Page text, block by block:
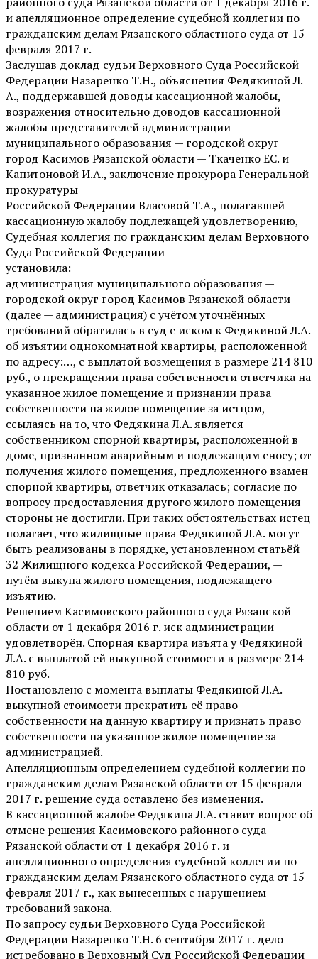
и апелляционное определение судебной коллегии по
гражданским делам Рязанского областного суда от 15
февраля 2017 г.
Заслушав доклад судьи Верховного Суда Российской
Федерации Назаренко Т.Н., объяснения Федякиной Л.
А., поддержавшей доводы кассационной жалобы,
возражения относительно доводов кассационной
жалобы представителей администрации
муниципального образования — городской округ
город Касимов Рязанской области — Ткаченко ЕС. и
Капитоновой И.А., заключение прокурора Генеральной
прокуратуры
Российской Федерации Власовой Т.А., полагавшей
кассационную жалобу подлежащей удовлетворению,
Судебная коллегия по гражданским делам Верховного
Суда Российской Федерации
установила:
администрация муниципального образования —
городской округ город Касимов Рязанской области
(далее — администрация) с учётом уточнённых
требований обратилась в суд с иском к Федякиной Л.А.
об изъятии однокомнатной квартиры, расположенной
по адресу:…, с выплатой возмещения в размере 214 810
руб., о прекращении права собственности ответчика на
указанное жилое помещение и признании права
собственности на жилое помещение за истцом,
ссылаясь на то, что Федякина Л.А. является
собственником спорной квартиры, расположенной в
доме, признанном аварийным и подлежащим сносу; от
получения жилого помещения, предложенного взамен
спорной квартиры, ответчик отказалась; согласие по
вопросу предоставления другого жилого помещения
стороны не достигли. При таких обстоятельствах истец
полагает, что жилищные права Федякиной Л.А. могут
быть реализованы в порядке, установленном статьёй
32 Жилищного кодекса Российской Федерации, —
путём выкупа жилого помещения, подлежащего
изъятию.
Решением Касимовского районного суда Рязанской
области от 1 декабря 2016 г. иск администрации
удовлетворён. Спорная квартира изъята у Федякиной
Л.А. с выплатой ей выкупной стоимости в размере 214
810 руб.
Постановлено с момента выплаты Федякиной Л.А.
выкупной стоимости прекратить её право
собственности на данную квартиру и признать право
собственности на указанное жилое помещение за
администрацией.
Апелляционным определением судебной коллегии по
гражданским делам Рязанской области от 15 февраля
2017 г. решение суда оставлено без изменения.
В кассационной жалобе Федякина Л.А. ставит вопрос об
отмене решения Касимовского районного суда
Рязанской области от 1 декабря 2016 г. и
апелляционного определения судебной коллегии по
гражданским делам Рязанского областного суда от 15
февраля 2017 г., как вынесенных с нарушением
требований закона.
По запросу судьи Верховного Суда Российской
Федерации Назаренко Т.Н. 6 сентября 2017 г. дело
истребовано в Верховный Суд Российской Федерации